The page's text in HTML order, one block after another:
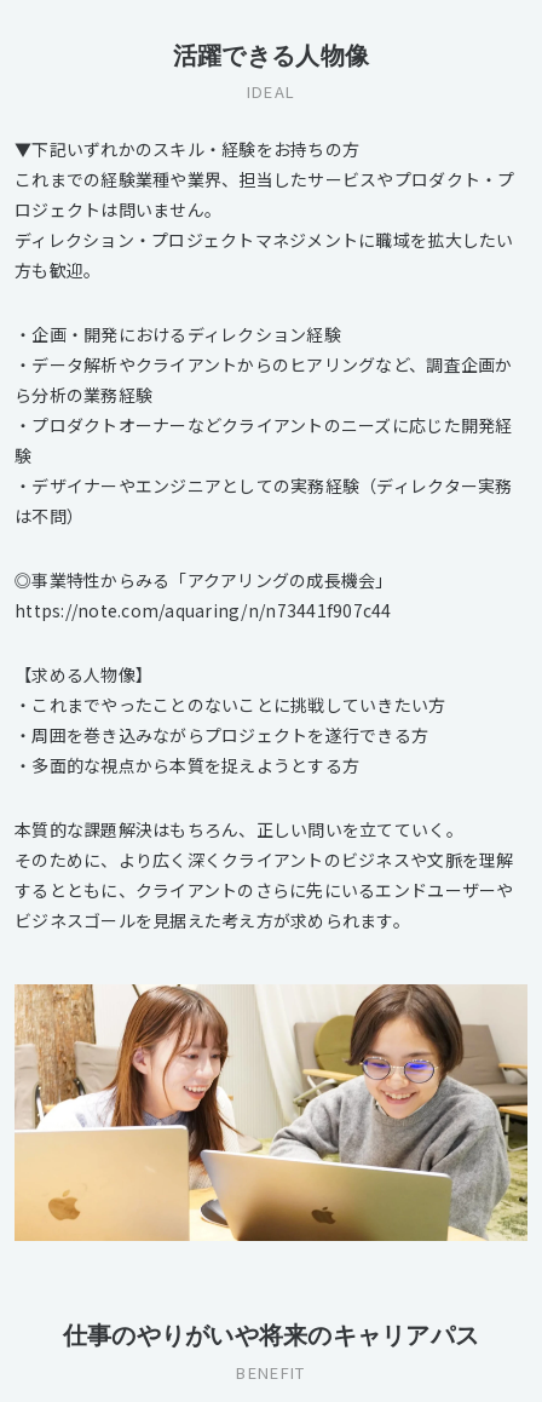
活躍できる人物像
IDEAL
▼下記いずれかのスキル・経験をお持ちの方
これまでの経験業種や業界、担当したサービスやプロダクト・プ
ロジェクトは問いません。
ディレクション・プロジェクトマネジメントに職域を拡大したい
方も歓迎。
・企画・開発におけるディレクション経験
・データ解析やクライアントからのヒアリングなど、調査企画か
ら分析の業務経験
・プロダクトオーナーなどクライアントのニーズに応じた開発経
験
・デザイナーやエンジニアとしての実務経験（ディレクター実務
は不問）
◎事業特性からみる「アクアリングの成長機会」
https://note.com/aquaring/n/n73441f907c44
【求める人物像】
・これまでやったことのないことに挑戦していきたい方
・周囲を巻き込みながらプロジェクトを遂行できる方
・多面的な視点から本質を捉えようとする方
本質的な課題解決はもちろん、正しい問いを立てていく。
そのために、より広く深くクライアントのビジネスや文脈を理解
するとともに、クライアントのさらに先にいるエンドユーザーや
ビジネスゴールを見据えた考え方が求められます。
仕事のやりがいや将来のキャリアパス
BENEFIT